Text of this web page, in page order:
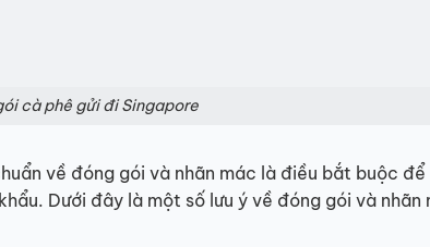
cà phê gửi đi Singapore
về đóng gói và nhãn mác là điều bắt buộc
Dưới đây là một số lưu ý về đóng gói và nhãn